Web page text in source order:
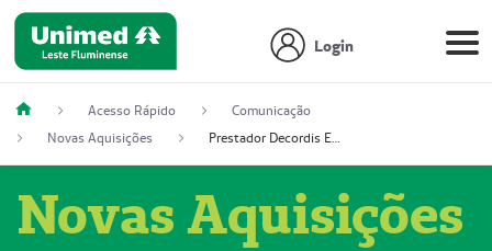
Login
Acesso Rápido
Comunicação
Novas Aquisições
Prestador Decordis Exames Cardiológicos LTDA (51004347-4)
Novas Aquisições